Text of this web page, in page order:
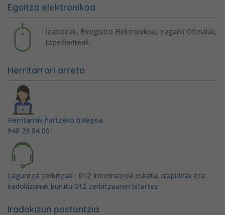
Egoitza elektronikoa
Izapideak, Erregistro Elektronikoa, Iragarki Ofizialak,
Espedienteak
Herritarrari arreta
Herritarrak hartzeko bulegoa
948 23 84 00
Laguntza zerbitzua - 012 Informazioa eskatu, izapideak eta
iradokizunak burutu 012 zerbitzuaren bitartez
Iradokizun postontzia